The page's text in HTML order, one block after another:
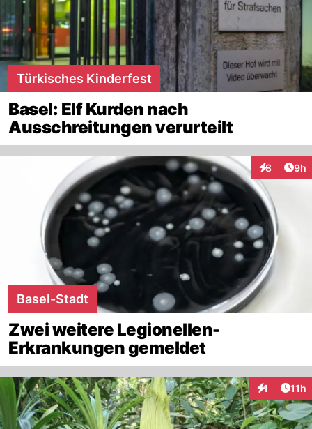
Türkisches Kinderfest
Basel: Elf Kurden nach
Ausschreitungen verurteilt
8 9h
Basel-Stadt
Zwei weitere Legionellen-
Erkrankungen gemeldet
1 11h